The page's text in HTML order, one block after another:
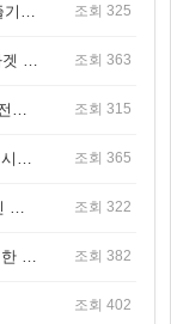
조회 325
조회 363
조회 315
조회 365
조회 322
조회 382
조회 402